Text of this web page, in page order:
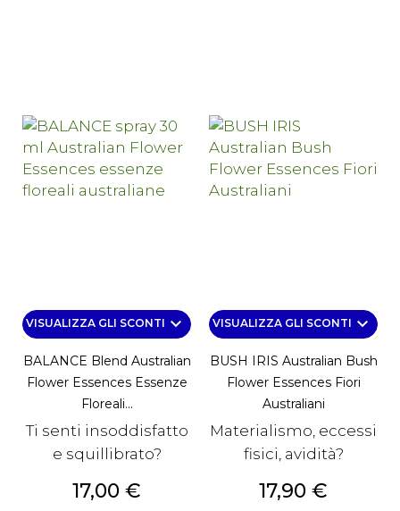
VISUALIZZA GLI SCONTI keyboard_arrow_down
BALANCE Blend Australian
Flower Essences Essenze
Floreali...
Ti senti insoddisfatto
e squillibrato?
Prezzo
17,00 €
VISUALIZZA GLI SCONTI keyboard_arrow_down
BUSH IRIS Australian Bush
Flower Essences Fiori
Australiani
Materialismo, eccessi
fisici, avidità?
Prezzo
17,90 €